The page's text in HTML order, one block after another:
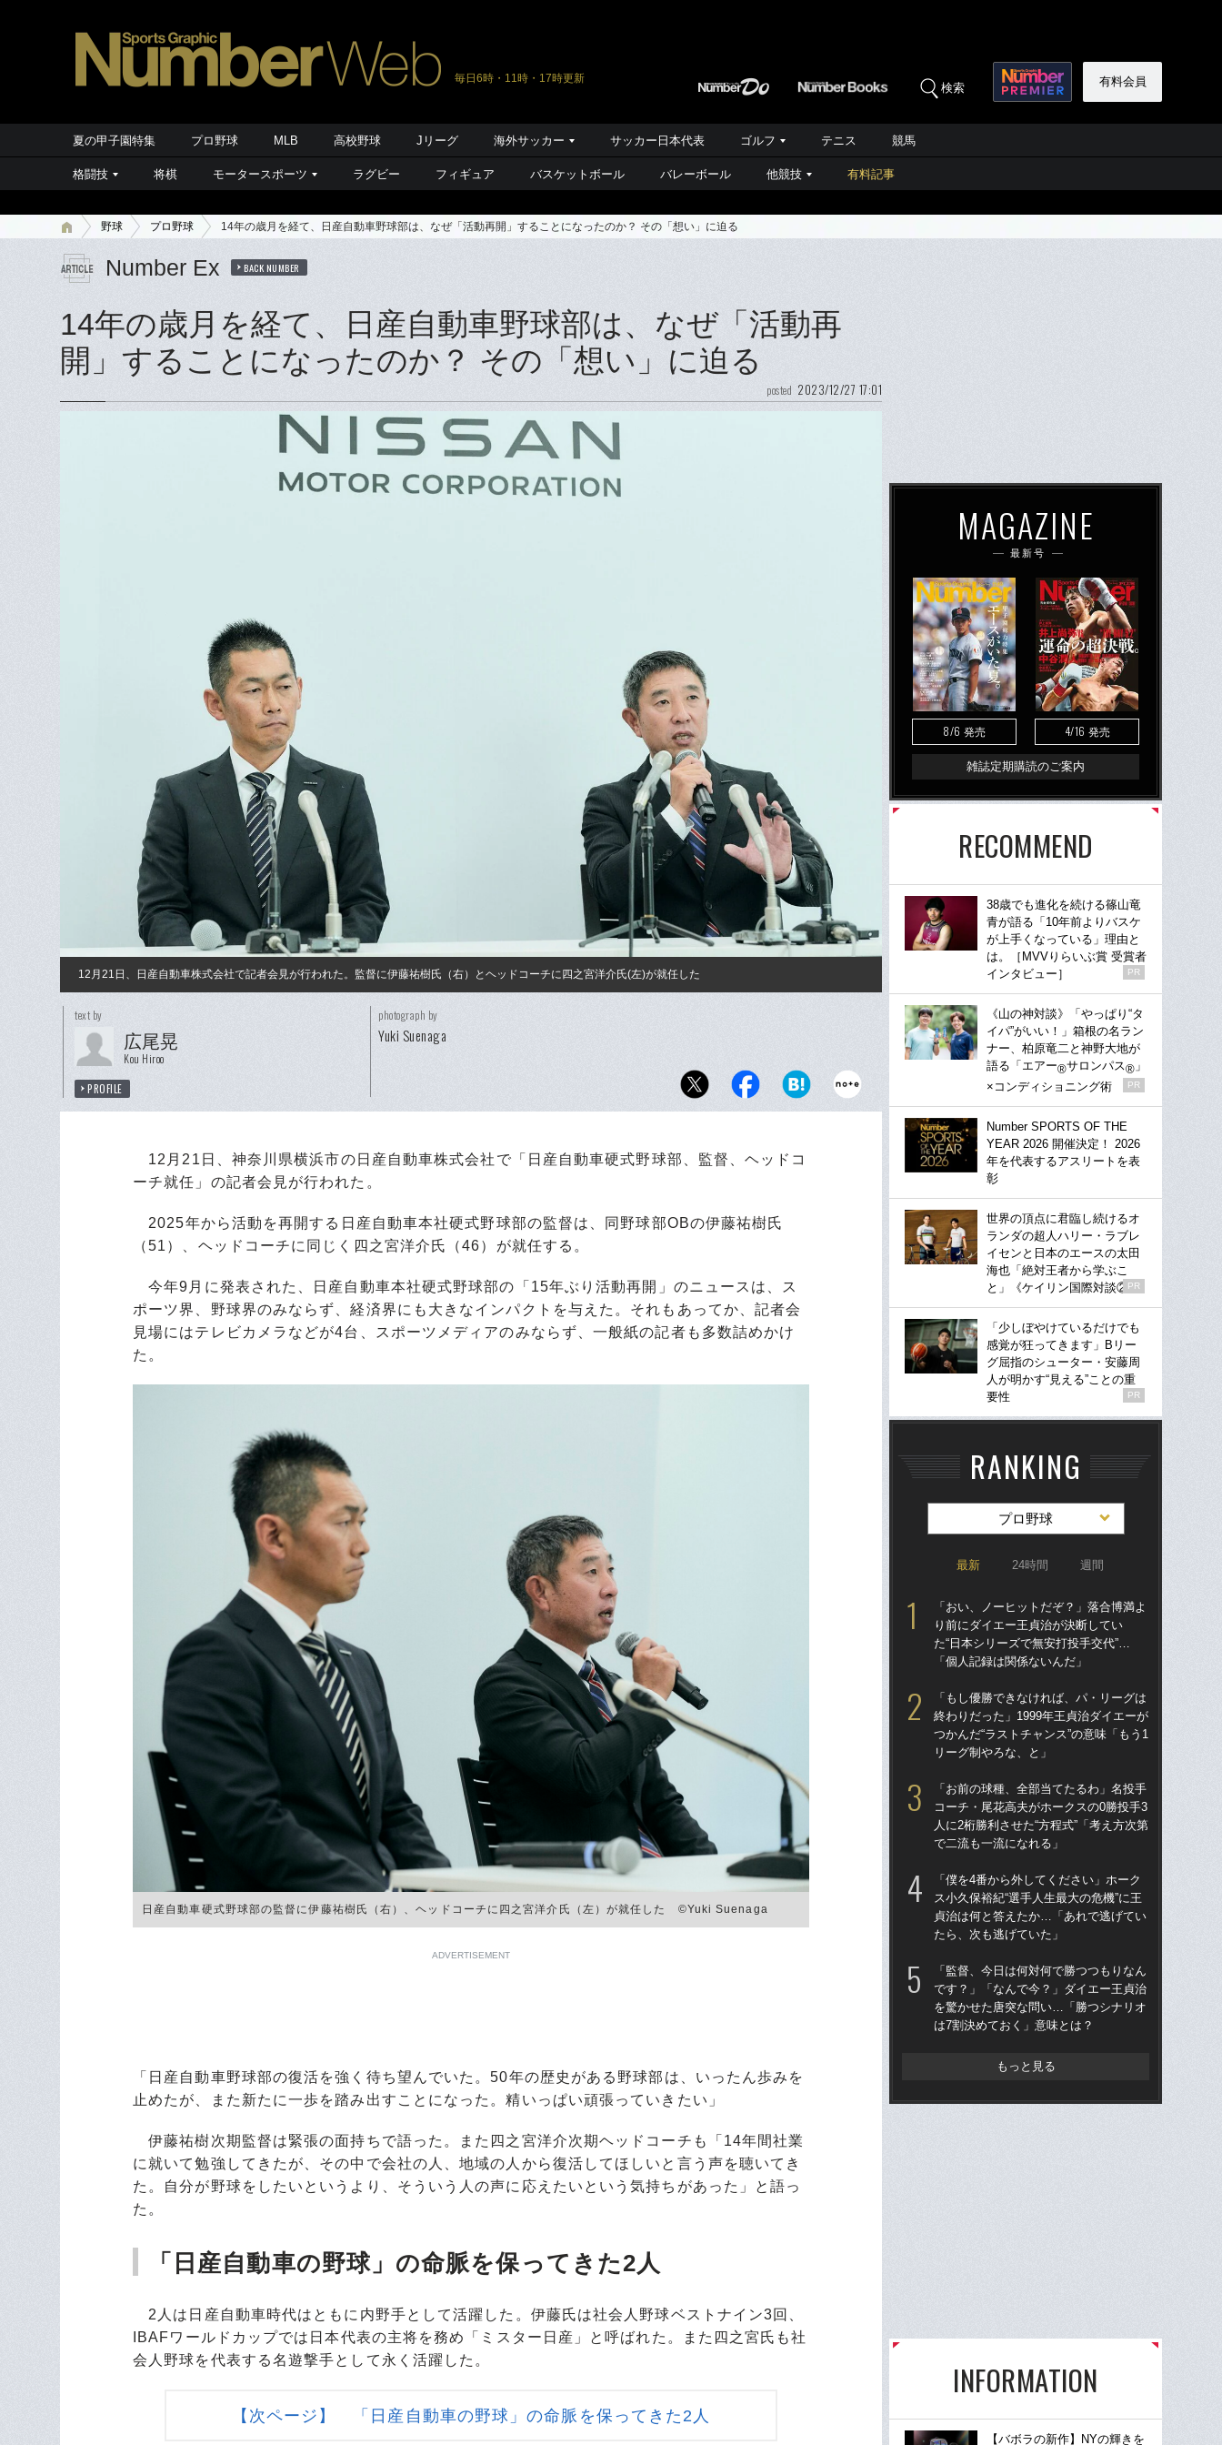
毎日6時・11時・17時更新
検索 有料会員
夏の甲子園特集 プロ野球 MLB 高校野球 Jリーグ 海外サッカー サッカー日本代表 ゴルフ テニス 競馬
格闘技 将棋 モータースポーツ ラグビー フィギュア バスケットボール バレーボール 他競技 有料記事
野球 プロ野球 14年の歳月を経て、日産自動車野球部は、なぜ「活動再開」することになったのか？ その「想い」に迫る
Number Ex BACK NUMBER
14年の歳月を経て、日産自動車野球部は、なぜ「活動再
開」することになったのか？ その「想い」に迫る
posted 2023/12/27 17:01
12月21日、日産自動車株式会社で記者会見が行われた。監督に伊藤祐樹氏（右）とヘッドコーチに四之宮洋介氏(左)が就任した
text by
広尾晃
Kou Hiroo
PROFILE
photograph by
Yuki Suenaga
12月21日、神奈川県横浜市の日産自動車株式会社で「日産自動車硬式野球部、監督、ヘッドコ
ーチ就任」の記者会見が行われた。
2025年から活動を再開する日産自動車本社硬式野球部の監督は、同野球部OBの伊藤祐樹氏
（51）、ヘッドコーチに同じく四之宮洋介氏（46）が就任する。
今年9月に発表された、日産自動車本社硬式野球部の「15年ぶり活動再開」のニュースは、ス
ポーツ界、野球界のみならず、経済界にも大きなインパクトを与えた。それもあってか、記者会
見場にはテレビカメラなどが4台、スポーツメディアのみならず、一般紙の記者も多数詰めかけ
た。
日産自動車硬式野球部の監督に伊藤祐樹氏（右）、ヘッドコーチに四之宮洋介氏（左）が就任した ©︎Yuki Suenaga
ADVERTISEMENT
「日産自動車野球部の復活を強く待ち望んでいた。50年の歴史がある野球部は、いったん歩みを
止めたが、また新たに一歩を踏み出すことになった。精いっぱい頑張っていきたい」
伊藤祐樹次期監督は緊張の面持ちで語った。また四之宮洋介次期ヘッドコーチも「14年間社業
に就いて勉強してきたが、その中で会社の人、地域の人から復活してほしいと言う声を聴いてき
た。自分が野球をしたいというより、そういう人の声に応えたいという気持ちがあった」と語っ
た。
「日産自動車の野球」の命脈を保ってきた2人
2人は日産自動車時代はともに内野手として活躍した。伊藤氏は社会人野球ベストナイン3回、
IBAFワールドカップでは日本代表の主将を務め「ミスター日産」と呼ばれた。また四之宮氏も社
会人野球を代表する名遊撃手として永く活躍した。
【次ページ】 「日産自動車の野球」の命脈を保ってきた2人
MAGAZINE
最新号
8/6 発売 4/16 発売
雑誌定期購読のご案内
RECOMMEND
38歳でも進化を続ける篠山竜
青が語る「10年前よりバスケ
が上手くなっている」理由と
は。［MVVりらいぶ賞 受賞者
インタビュー］
PR
《山の神対談》「やっぱり“タ
イパ”がいい！」箱根の名ラン
ナー、柏原竜二と神野大地が
語る「エアー®サロンパス® 」
×コンディショニング術
PR
Number SPORTS OF THE
YEAR 2026 開催決定！ 2026
年を代表するアスリートを表
彰
世界の頂点に君臨し続けるオ
ランダの超人ハリー・ラブレ
イセンと日本のエースの太田
海也「絶対王者から学ぶこ
と」《ケイリン国際対談②》
PR
「少しぼやけているだけでも
感覚が狂ってきます」Bリー
グ屈指のシューター・安藤周
人が明かす“見える”ことの重
要性
PR
RANKING
プロ野球
最新 24時間 週間
「おい、ノーヒットだぞ？」落合博満よ
り前にダイエー王貞治が決断してい
た“日本シリーズで無安打投手交代”…
「個人記録は関係ないんだ」
「もし優勝できなければ、パ・リーグは
終わりだった」1999年王貞治ダイエーが
つかんだ“ラストチャンス”の意味「もう1
リーグ制やろな、と」
「お前の球種、全部当てたるわ」名投手
コーチ・尾花高夫がホークスの0勝投手3
人に2桁勝利させた“方程式”「考え方次第
で二流も一流になれる」
「僕を4番から外してください」ホーク
ス小久保裕紀“選手人生最大の危機”に王
貞治は何と答えたか…「あれで逃げてい
たら、次も逃げていた」
「監督、今日は何対何で勝つつもりなん
です？」「なんで今？」ダイエー王貞治
を驚かせた唐突な問い…「勝つシナリオ
は7割決めておく」意味とは？
もっと見る
INFORMATION
【バボラの新作】NYの輝きを